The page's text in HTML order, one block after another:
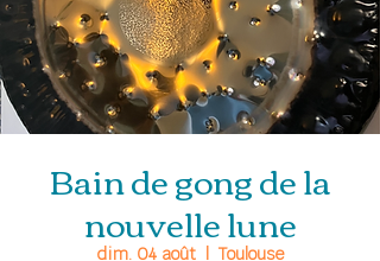
Bain de gong de la
nouvelle lune
dim. 04 août
Toulouse